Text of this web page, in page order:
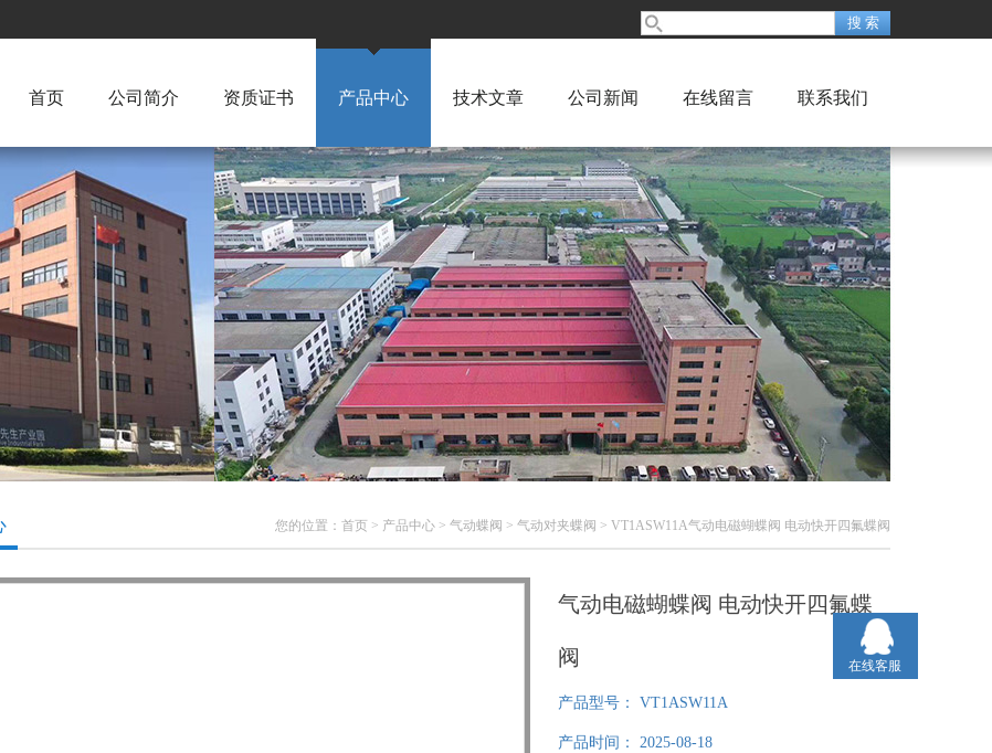
首页 公司简介 资质证书 产品中心 技术文章 公司新闻 在线留言 联系我们
您的位置： 首页 > 产品中心 > 气动蝶阀 > 气动对夹蝶阀 > VT1ASW11A气动电磁蝴蝶阀 电动快开四氟蝶阀
气动电磁蝴蝶阀 电动快开四氟蝶
阀
产品型号： VT1ASW11A
产品时间： 2025-08-18
在线客服